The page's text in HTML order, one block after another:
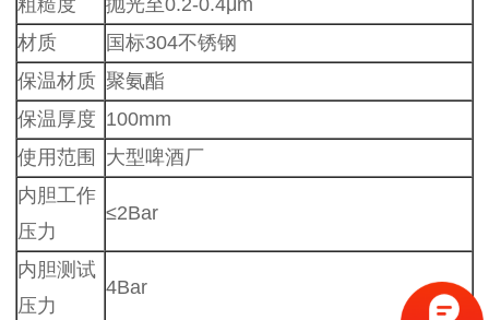
材质
国标304不锈钢
保温材质 聚氨酯
保温厚度 100mm
使用范围
大型啤酒厂
内胆工作
压力
≤2Bar
内胆测试
压力
4Bar